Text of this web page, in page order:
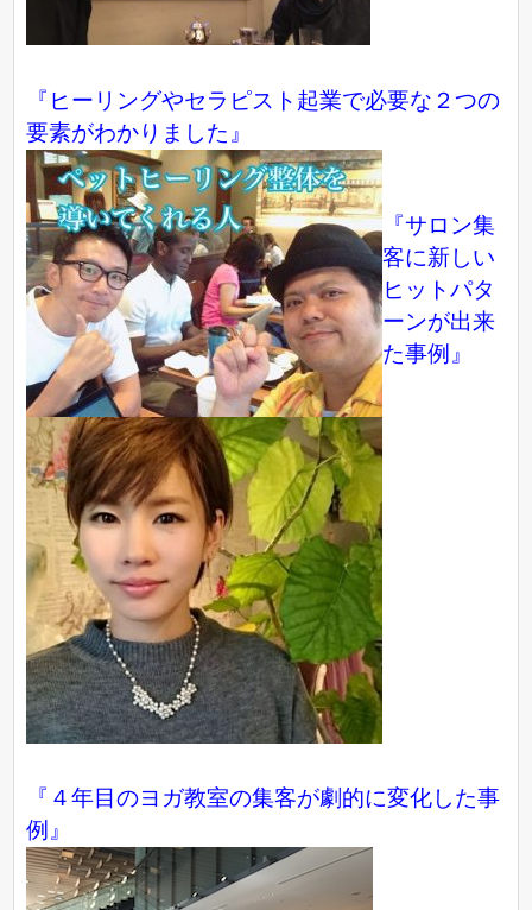
『ヒーリングやセラピスト起業で必要な２つの
要素がわかりました』
『サロン集
客に新しい
ヒットパタ
ーンが出来
た事例』
『４年目のヨガ教室の集客が劇的に変化した事
例』